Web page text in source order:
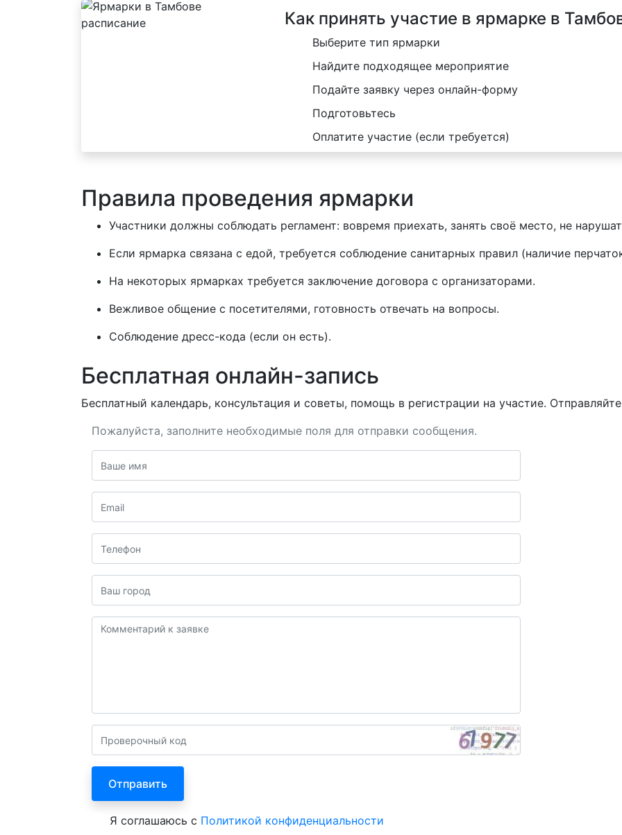
Как принять участие в ярмарке в
Выберите тип ярмарки
Найдите подходящее мероприятие
Подайте заявку через онлайн-форму
Подготовьтесь
Оплатите участие (если требуется)
Правила проведения ярмарки
Участники должны соблюдать регламент: вовремя приехать, занять своё место, не
Если ярмарка связана с едой, требуется соблюдение санитарных правил (наличие
На некоторых ярмарках требуется заключение договора с организаторами.
Вежливое общение с посетителями, готовность отвечать на вопросы.
Соблюдение дресс-кода (если он есть).
Бесплатная онлайн-запись
Бесплатный календарь, консультация и советы, помощь в регистрации на участие.
Пожалуйста, заполните необходимые поля для отправки сообщения.
Я соглашаюсь с Политикой конфиденциальности